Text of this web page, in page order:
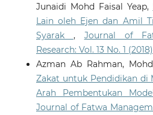
Junaidi Mohd Faisal Yeap,
Lain oleh Ejen dan Amil
Syarak , Journal of
Research: Vol. 13 No. 1
Azman Ab Rahman,
Zakat untuk Pendidikan di
Arah Pembentukan
Journal of Fatwa